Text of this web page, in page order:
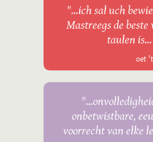
"...ich sal uch
Mastreegs de
taulen
oet
onbetwistbare,
voorrecht van elke